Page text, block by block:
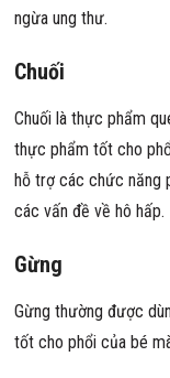
ngừa ung thư.
Chuối
Chuối là thực phẩm
thực phẩm tốt cho
hỗ trợ các chức năng
các vấn đề về hô hấp.
Gừng
Gừng thường được
tốt cho phổi của bé